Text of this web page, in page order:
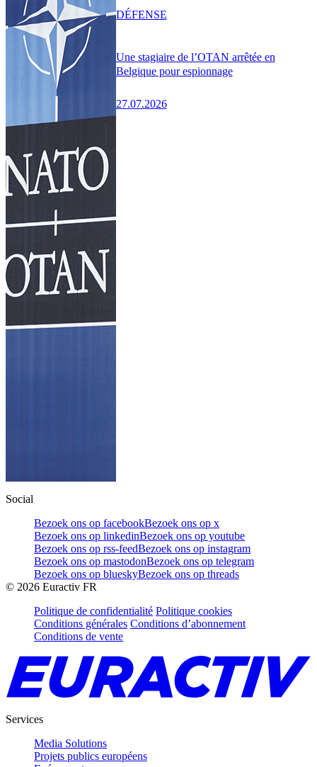
Une stagiaire de l’OTAN arrêtée en
Belgique pour espionnage
27.07.2026
DÉFENSE
Social
Bezoek ons op facebookBezoek ons op x
Bezoek ons op linkedinBezoek ons op youtube
Bezoek ons op rss-feedBezoek ons op instagram
Bezoek ons op mastodonBezoek ons op telegram
Bezoek ons op blueskyBezoek ons op threads
© 2026 Euractiv FR
Politique de confidentialité Politique cookies
Conditions générales Conditions d’abonnement
Conditions de vente
Services
Media Solutions
Projets publics européens